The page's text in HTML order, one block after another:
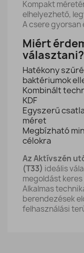
Kompakt
elhelyezhető,
A csere
Miért
választani?
Hatékony
baktériumok
Kombinált
KDF
Egyszerű
méret
Megbízható
célokra
Az Aktívszén
(T33) ideális
megoldást
Alkalmas
berendezések
felhasználási